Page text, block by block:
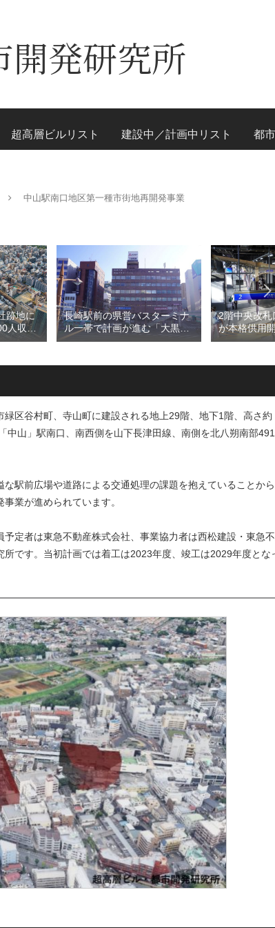
発研究所
超高層ビルリスト 建設中／計画中リスト 都
中山駅南口地区第一種市街地再開発事業
跡地に
人収容
仮称）
（クボ
長崎駅前の県営バスターミナ
ル一帯で計画が進む「大黒町
地区第一種市街地再開発事
としたホテル・商業・オフィ
2階中央改札
が本格供用
線海老名駅
拠点が進化
区谷村町、寺山町に建設される地上29階、地下1階、高さ約
山」駅南口、南西側を山下長津田線、南側を北八朔南部
駅前広場や道路による交通処理の課題を抱えていることから
業が進められています。
定者は東急不動産株式会社、事業協力者は西松建設・東急
です。当初計画では着工は2023年度、竣工は2029年度とな